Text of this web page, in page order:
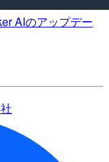
AIのアップデー